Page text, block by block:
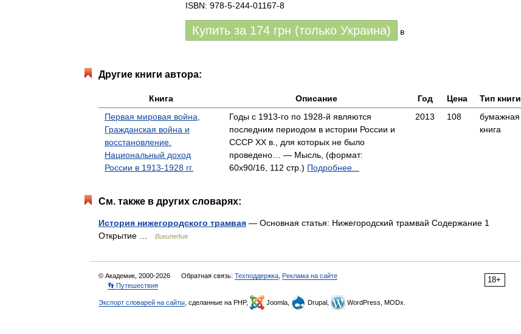
ISBN: 978-5-244-01167-8
Купить за 174 грн (только Украина) в
Другие книги автора:
Книга Описание Год Цена
Тип книги
Первая мировая война,
Гражданская война и
восстановление.
Национальный доход
России в 1913-1928 гг.
Годы с 1913-го по 1928-й являются
последним периодом в истории России и
СССР XX в., для которых не было
проведено… — Мысль, (формат:
60x90/16, 112 стр.) Подробнее...
2013 108
бумажная
книга
См. также в других словарях:
История нижегородского трамвая — Основная статья: Нижегородский трамвай Содержание 1
Открытие …
Википедия
18+
© Академик, 2000-2026 Обратная связь: Техподдержка Реклама на сайте
👣 Путешествия
Экспорт словарей на сайты , сделанные на PHP, Joomla, Drupal, WordPress, MODx.